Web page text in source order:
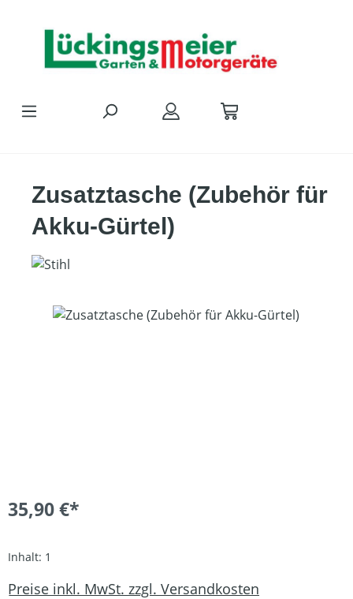
Zusatztasche (Zubehör für
Akku-Gürtel)
Bildergalerie überspringen
35,90 €*
Inhalt: 1
Preise inkl. MwSt. zzgl. Versandkosten